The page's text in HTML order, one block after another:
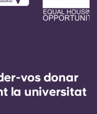
vos donar
la universitat